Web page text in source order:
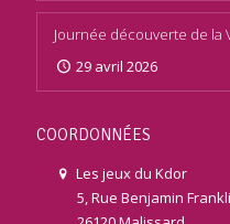
Journée découverte de la
29 avril 2026
COORDONNÉES
Les jeux du Kdor
5, Rue Benjamin